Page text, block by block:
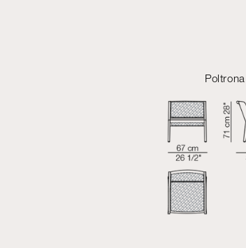
Poltrona